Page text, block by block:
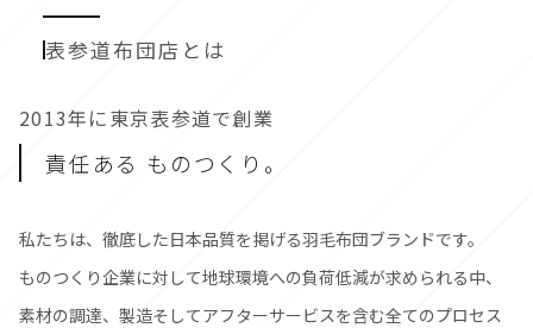
表参道布団店とは
2013年に東京表参道で創業
責任ある ものつくり。
私たちは、徹底した日本品質を掲げる羽毛布団ブランドです。
ものつくり企業に対して地球環境への負荷低減が求められる中、
素材の調達、製造そしてアフターサービスを含む全てのプロセス